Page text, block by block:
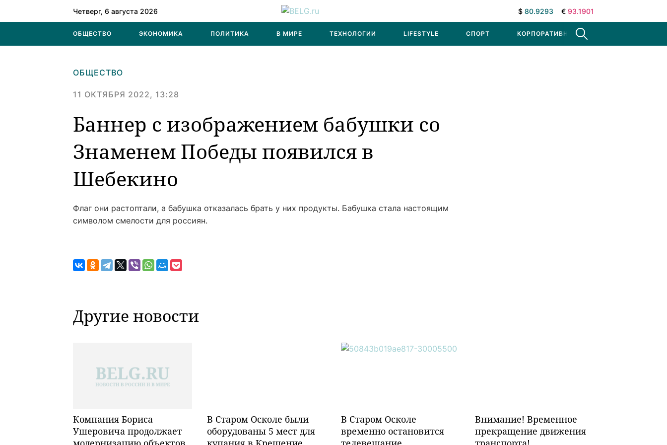
Четверг, 6 августа 2026 $ 80.9293 € 93.1901
ОБЩЕСТВО ЭКОНОМИКА ПОЛИТИКА В МИРЕ ТЕХНОЛОГИИ LIFESTYLE СПОРТ КОРПОРАТИВНЫЕ НОВОСТИ
ОБЩЕСТВО
11 ОКТЯБРЯ 2022, 13:28
Баннер с изображением бабушки со
Знаменем Победы появился в
Шебекино
Флаг они растоптали, а бабушка отказалась брать у них продукты. Бабушка стала настоящим
символом смелости для россиян.
Другие новости
Компания Бориса
Ушеровича продолжает
В Старом Осколе были
оборудованы 5 мест для
В Старом Осколе
временно остановится
Внимание! Временное
прекращение движения